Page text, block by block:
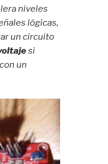
niveles
lógicas,
un circuito
si
un